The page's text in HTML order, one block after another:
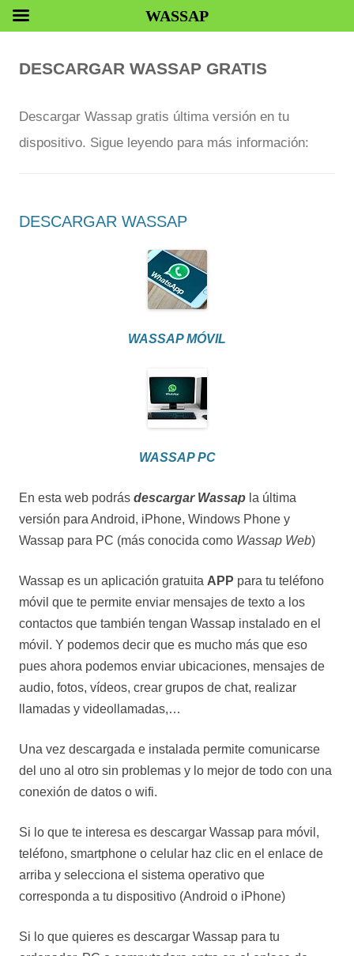
DESCARGAR WASSAP GRATIS
Descargar Wassap gratis última versión en tu
dispositivo. Sigue leyendo para más información:
DESCARGAR WASSAP
WASSAP MÓVIL
WASSAP PC
En esta web podrás descargar Wassap la última
versión para Android, iPhone, Windows Phone y
Wassap para PC (más conocida como Wassap Web)
Wassap es un aplicación gratuita APP para tu teléfono
móvil que te permite enviar mensajes de texto a los
contactos que también tengan Wassap instalado en el
móvil. Y podemos decir que es mucho más que eso
pues ahora podemos enviar ubicaciones, mensajes de
audio, fotos, vídeos, crear grupos de chat, realizar
llamadas y videollamadas,…
Una vez descargada e instalada permite comunicarse
del uno al otro sin problemas y lo mejor de todo con una
conexión de datos o wifi.
Si lo que te interesa es descargar Wassap para móvil,
teléfono, smartphone o celular haz clic en el enlace de
arriba y selecciona el sistema operativo que
corresponda a tu dispositivo (Android o iPhone)
Si lo que quieres es descargar Wassap para tu
WASSAP